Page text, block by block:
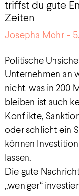
triffst du gute
Zeiten
Josepha Mohr
Politische
Unternehmen an
nicht, was in 200
bleiben ist auch
Konflikte,
oder schlicht ein
können
lassen.
Die gute
„weniger“